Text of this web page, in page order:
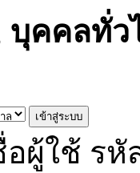
บุคคลทั่ว
ผู้ใช้ รหั